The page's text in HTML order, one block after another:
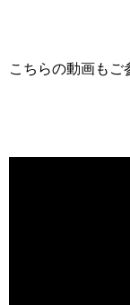
こちらの動画もご